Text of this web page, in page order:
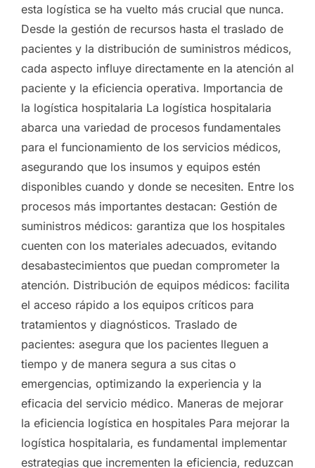
esta logística se ha vuelto más crucial que nunca.
Desde la gestión de recursos hasta el traslado de
pacientes y la distribución de suministros médicos,
cada aspecto influye directamente en la atención al
paciente y la eficiencia operativa. Importancia de
la logística hospitalaria La logística hospitalaria
abarca una variedad de procesos fundamentales
para el funcionamiento de los servicios médicos,
asegurando que los insumos y equipos estén
disponibles cuando y donde se necesiten. Entre los
procesos más importantes destacan: Gestión de
suministros médicos: garantiza que los hospitales
cuenten con los materiales adecuados, evitando
desabastecimientos que puedan comprometer la
atención. Distribución de equipos médicos: facilita
el acceso rápido a los equipos críticos para
tratamientos y diagnósticos. Traslado de
pacientes: asegura que los pacientes lleguen a
tiempo y de manera segura a sus citas o
emergencias, optimizando la experiencia y la
eficacia del servicio médico. Maneras de mejorar
la eficiencia logística en hospitales Para mejorar la
logística hospitalaria, es fundamental implementar
estrategias que incrementen la eficiencia, reduzcan